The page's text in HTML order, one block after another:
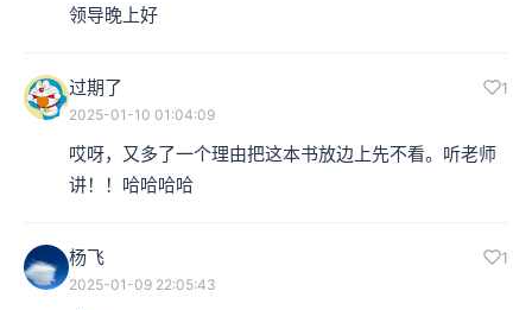
领导晚上好
过期了 1
2025-01-10 01:04:09
哎呀，又多了一个理由把这本书放边上先不看。听老师
讲！！哈哈哈哈
杨飞 1
2025-01-09 22:05:43